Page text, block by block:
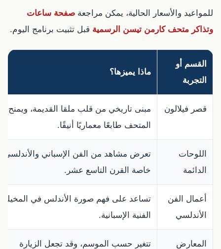
للمواعيد والأسعار الحالية، يمكن مراجعة صفحة ساعات
وتذاكر متحف كارمن تيسن الرسمية قبل تثبيت برنامج اليوم.
القسم أو
التجربة
ماذا يميزها؟
قصر فيلالون
مبنى تاريخي من قلب ملقا القديمة، ويمنح
المتحف طابعًا معماريًا أنيقًا.
اللوحات
الدائمة
تعرض مشاهد من الفن الإسباني والأندلسي،
خاصة القرن التاسع عشر.
أعمال الفن
الأندلسي
تساعد على فهم صورة الأندلس في المخيلة
الفنية الإسبانية.
المعارض
تتغير حسب الموسم، وقد تجعل الزيارة